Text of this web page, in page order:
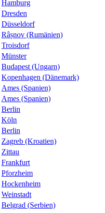
Hamburg
Dresden
Düsseldorf
Râșnov (Rumänien)
Troisdorf
Münster
Budapest (Ungarn)
Kopenhagen (Dänemark)
Ames (Spanien)
Ames (Spanien)
Berlin
Köln
Berlin
Zagreb (Kroatien)
Zittau
Frankfurt
Pforzheim
Hockenheim
Weinstadt
Belgrad (Serbien)